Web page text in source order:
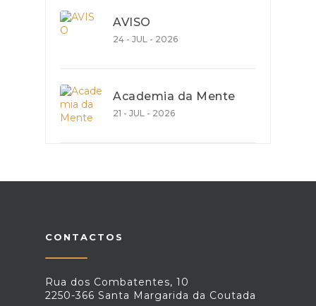
AVISO
24 - JUL - 2026
Academia da Mente
21 - JUL - 2026
CONTACTOS
Rua dos Combatentes, 10
2250-366 Santa Margarida da Coutada